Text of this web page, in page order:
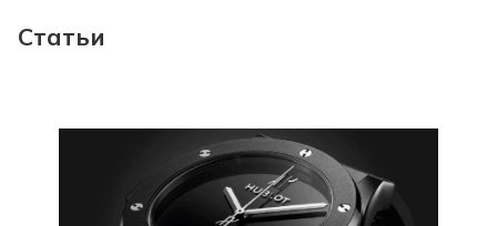
Статьи